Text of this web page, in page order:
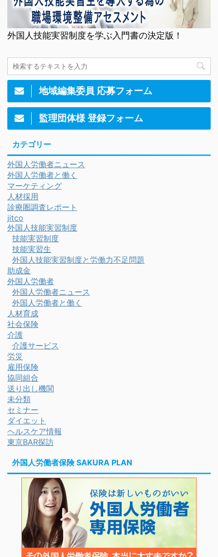
外国人技能実習制度を学ぶ入門書の決定版！
地域編集委員 応募フォーム
監理団体様 登録フォーム
カテゴリー
外国人労働者ニュース
外国人労働者と働く
マーケティング
人材採用
診療圏調査レポート
jitco
外国人技能実習制度
技能実習制度
技能実習生
外国人技能実習制度と労働力不足問題
助成金
外国人労働者
外国人労働者ニュース
外国人労働者と働く
人材育成
社会保険
介護
介護サービス
労災
雇用保険
協同組合
送り出し機関
未分類
セミナー
ダイエット
ヘルスケア情報
東京BAR探訪
外国人労働者保険 SAKURA PLAN